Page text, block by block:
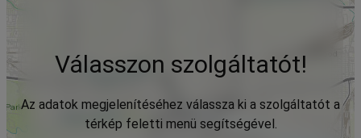
Válasszon szolgáltatót!
Az adatok megjelenítéséhez válassza ki a szolgáltatót a
térkép feletti menü segítségével.